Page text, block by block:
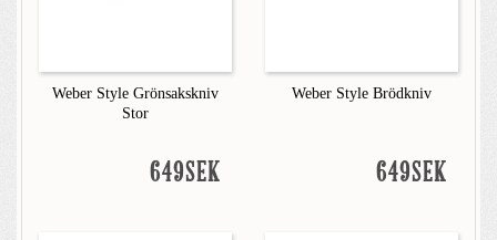
Weber Style Grönsakskniv
Stor
649SEK
Weber Style Brödkniv
649SEK